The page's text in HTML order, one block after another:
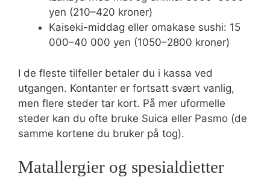
yen (210–420 kroner)
Kaiseki-middag eller omakase sushi: 15
000–40 000 yen (1050–2800 kroner)
I de fleste tilfeller betaler du i kassa ved
utgangen. Kontanter er fortsatt svært vanlig,
men flere steder tar kort. På mer uformelle
steder kan du ofte bruke Suica eller Pasmo (de
samme kortene du bruker på tog).
Matallergier og spesialdietter